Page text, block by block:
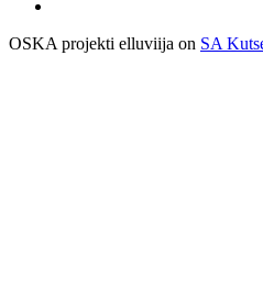
OSKA projekti elluviija on SA